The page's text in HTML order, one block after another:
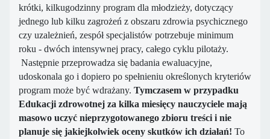
krótki, kilkugodzinny program dla młodzieży, dotyczący
jednego lub kilku zagrożeń z obszaru zdrowia psychicznego
czy uzależnień, zespół specjalistów potrzebuje minimum
roku - dwóch intensywnej pracy, całego cyklu pilotaży.
Następnie przeprowadza się badania ewaluacyjne,
udoskonala go i dopiero po spełnieniu określonych kryteriów
program może być wdrażany. Tymczasem w przypadku
Edukacji zdrowotnej za kilka miesięcy nauczyciele mają
masowo uczyć nieprzygotowanego zbioru treści i nie
planuje się jakiejkolwiek oceny skutków ich działań! To